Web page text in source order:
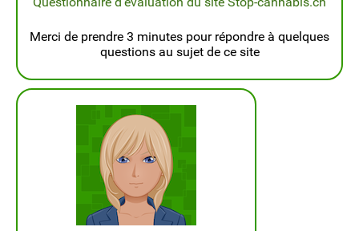
Merci de prendre 3 minutes pour répondre à quelques
questions au sujet de ce site